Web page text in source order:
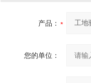
产品：
您的单位：